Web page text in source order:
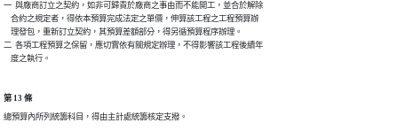
一  與廠商訂立之契約，如非可歸責於廠商之事由而不能開工，並合於解除
    合約之規定者，得依本預算完成法定之單價，伸算該工程之工程預算辦
    理發包，重新訂立契約，其預算差額部分，得另循預算程序辦理。
二  各項工程預算之保留，應切實依有關規定辦理，不得影響該工程後續年
    度之執行。
第 13 條
總預算內所列統籌科目，得由主計處統籌核定支撥。